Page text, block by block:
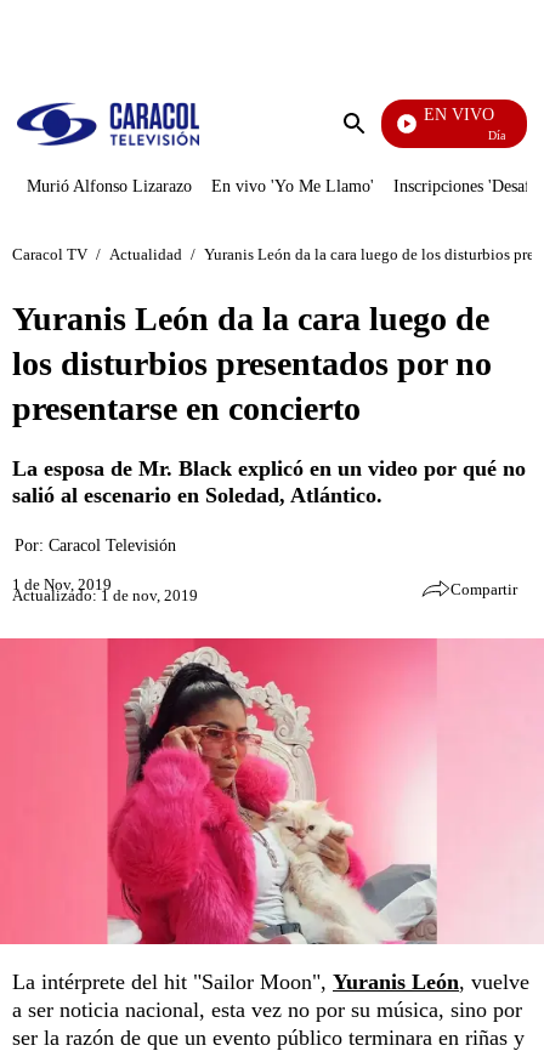
Enviar
EN VIVO
Día A Día
Murió Alfonso Lizarazo En vivo 'Yo Me Llamo' Inscripciones
Caracol TV / Actualidad / Yuranis León da la cara luego de los disturbios
Yuranis León da la cara luego de
los disturbios presentados por no
presentarse en concierto
La esposa de Mr. Black explicó en un video por qué no
salió al escenario en Soledad, Atlántico.
Por: Caracol Televisión
1 de Nov, 2019
Actualizado: 1 de nov, 2019 Compartir
La intérprete del hit "Sailor Moon", Yuranis León, vuelve
a ser noticia nacional, esta vez no por su música, sino por
ser la razón de que un evento público terminara en riñas y